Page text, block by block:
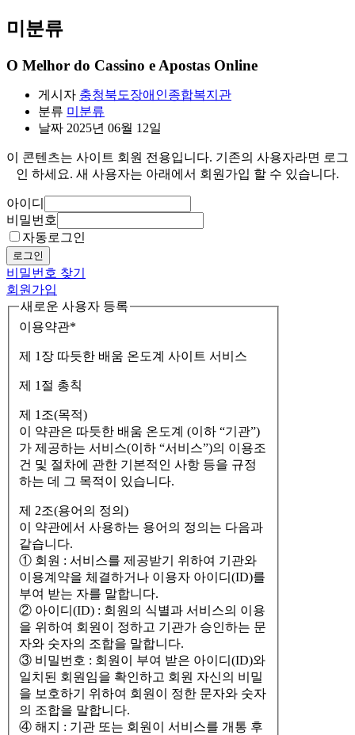
미분류
O Melhor do Cassino e Apostas Online
게시자 충청북도장애인종합복지관
분류 미분류
날짜 2025년 06월 12일
이 콘텐츠는 사이트 회원 전용입니다. 기존의 사용자라면 로그
인 하세요. 새 사용자는 아래에서 회원가입 할 수 있습니다.
아이디
비밀번호
자동로그인
로그인
비밀번호 찾기
회원가입
새로운 사용자 등록
이용약관*
제 1장 따듯한 배움 온도계 사이트 서비스
제 1절 총칙
제 1조(목적)
이 약관은 따듯한 배움 온도계 (이하 “기관”)
가 제공하는 서비스(이하 “서비스”)의 이용조
건 및 절차에 관한 기본적인 사항 등을 규정
하는 데 그 목적이 있습니다.
제 2조(용어의 정의)
이 약관에서 사용하는 용어의 정의는 다음과
같습니다.
① 회원 : 서비스를 제공받기 위하여 기관와
이용계약을 체결하거나 이용자 아이디(ID)를
부여 받는 자를 말합니다.
② 아이디(ID) : 회원의 식별과 서비스의 이용
을 위하여 회원이 정하고 기관가 승인하는 문
자와 숫자의 조합을 말합니다.
③ 비밀번호 : 회원이 부여 받은 아이디(ID)와
일치된 회원임을 확인하고 회원 자신의 비밀
을 보호하기 위하여 회원이 정한 문자와 숫자
의 조합을 말합니다.
④ 해지 : 기관 또는 회원이 서비스를 개통 후